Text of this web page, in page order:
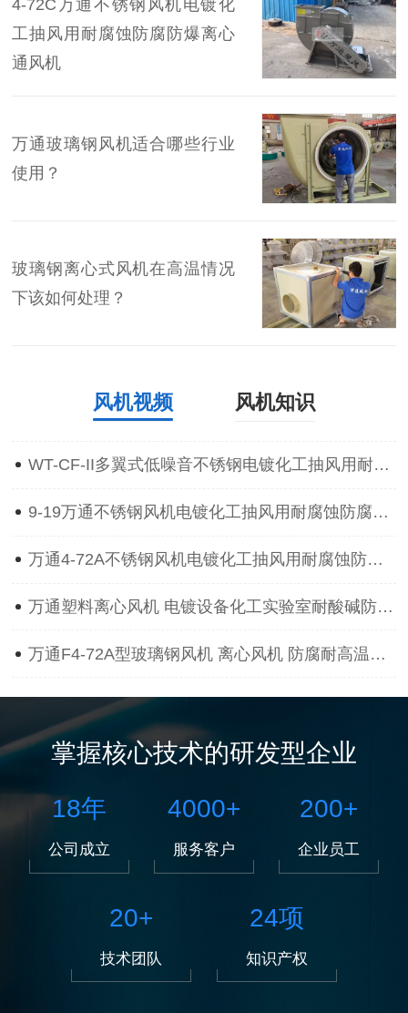
4-72C万通不锈钢风机电镀化
工抽风用耐腐蚀防腐防爆离心
通风机
万通玻璃钢风机适合哪些行业
使用？
玻璃钢离心式风机在高温情况
下该如何处理？
风机视频 风机知识
WT-CF-II多翼式低噪音不锈钢电镀化工抽风用耐腐蚀防腐离心通风机
9-19万通不锈钢风机电镀化工抽风用耐腐蚀防腐防爆离心通风机
万通4-72A不锈钢风机电镀化工抽风用耐腐蚀防腐防爆离心通风机
万通塑料离心风机 电镀设备化工实验室耐酸碱防腐蚀抽风用通风机
万通F4-72A型玻璃钢风机 离心风机 防腐耐高温离心风机
掌握核心技术的研发型企业
18年
公司成立
4000+
服务客户
200+
企业员工
20+
技术团队
24项
知识产权